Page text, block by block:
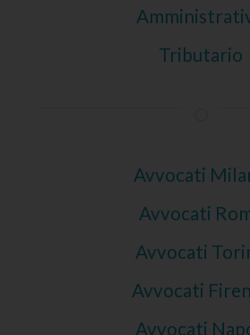
Tributario
Avvocati
Avvocati
Avvocati
Avvocati
Avvocati